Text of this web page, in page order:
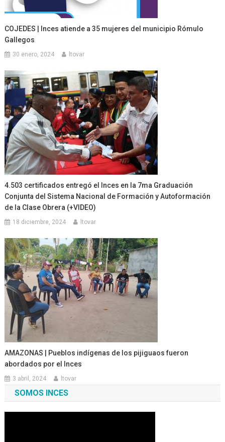
COJEDES | Inces atiende a 35 mujeres del municipio Rómulo
Gallegos
30 enero, 2024 ltovar
4.503 certificados entregó el Inces en la 7ma Graduación
Conjunta del Sistema Nacional de Formación y Autoformación
de la Clase Obrera (+VIDEO)
18 diciembre, 2024 ltovar
AMAZONAS | Pueblos indígenas de los pijiguaos fueron
abordados por el Inces
3 abril, 2024 ltovar
SOMOS INCES